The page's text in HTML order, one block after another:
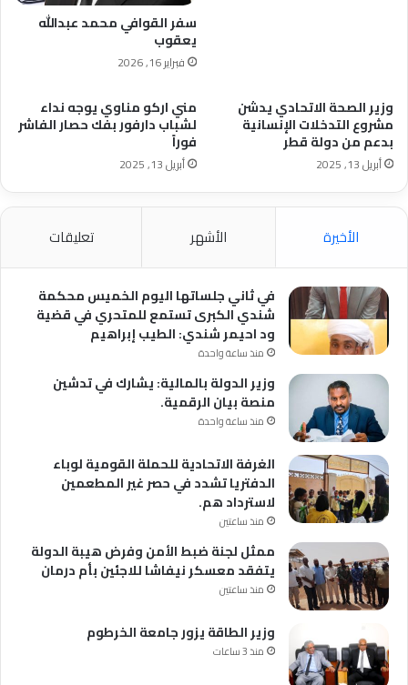
سفر القوافي محمد عبدالله
يعقوب
فبراير 16, 2026
وزير الصحة الاتحادي يدشن
مشروع التدخلات الإنسانية
بدعم من دولة قطر
أبريل 13, 2025
مني اركو مناوي يوجه نداء
لشباب دارفور بفك حصار الفاشر
فوراً
أبريل 13, 2025
الأخيرة الأشهر تعليقات
في ثاني جلساتها اليوم الخميس محكمة
شندي الكبرى تستمع للمتحري في قضية
ود احيمر شندي: الطيب إبراهيم
منذ ساعة واحدة
وزير الدولة بالمالية: يشارك في تدشين
منصة بيان الرقمية.
منذ ساعة واحدة
الغرفة الاتحادية للحملة القومية لوباء
الدفتريا تشدد في حصر غير المطعمين
لاسترداد هم.
منذ ساعتين
ممثل لجنة ضبط الأمن وفرض هيبة الدولة
يتفقد معسكر نيفاشا للاجئين بأم درمان
منذ ساعتين
وزير الطاقة يزور جامعة الخرطوم
منذ 3 ساعات